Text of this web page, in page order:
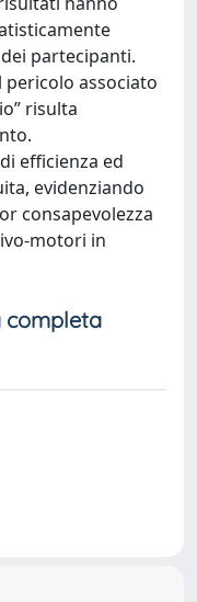
partecipanti.
pericolo associato
risulta
efficienza ed
evidenziando
consapevolezza
motori in
completa